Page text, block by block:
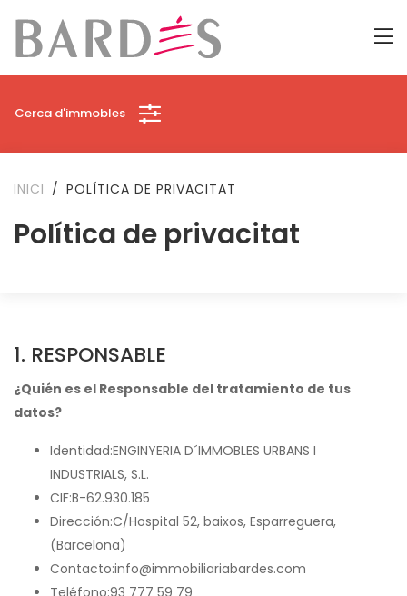
Cerca d'immobles
INICI POLÍTICA DE PRIVACITAT
Política de privacitat
1. RESPONSABLE
¿Quién es el Responsable del tratamiento de tus
datos?
Identidad:ENGINYERIA D´IMMOBLES URBANS I
INDUSTRIALS, S.L.
CIF:B-62.930.185
Dirección:C/Hospital 52, baixos, Esparreguera,
(Barcelona)
Contacto:info@immobiliariabardes.com
Teléfono:93 777 59 79